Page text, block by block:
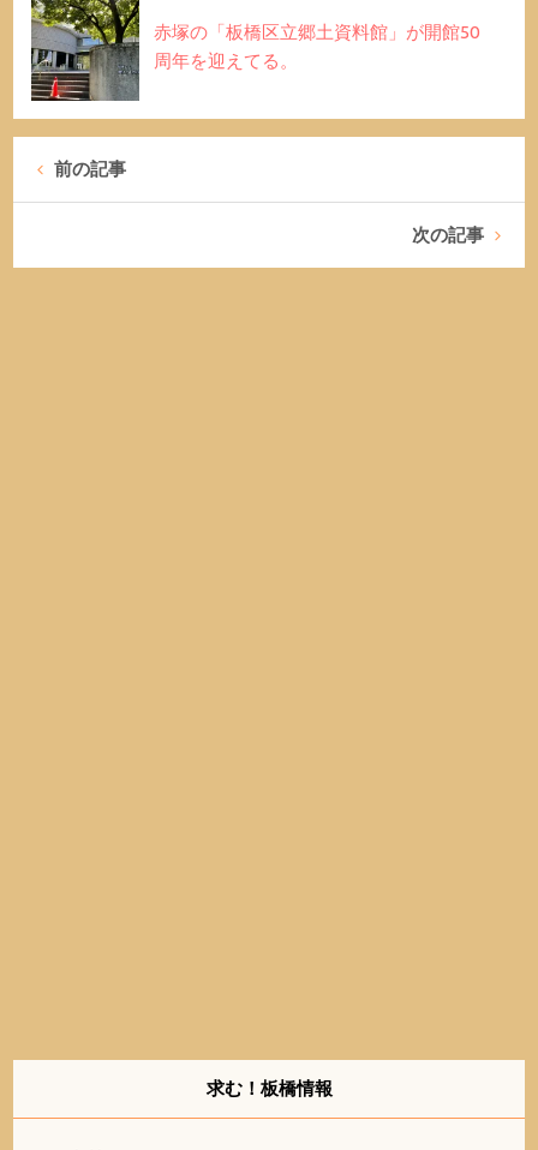
赤塚の「板橋区立郷土資料館」が開館50
周年を迎えてる。
前の記事
次の記事
求む！板橋情報